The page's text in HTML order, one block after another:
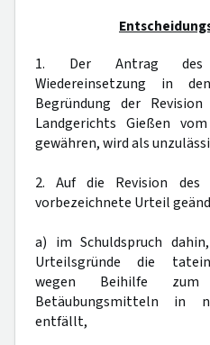
1. Der Antrag des
Wiedereinsetzung in
Begründung der
Landgerichts Gießen
gewähren, wird als
2. Auf die Revision des
vorbezeichnete Urteil
a) im Schuldspruch
Urteilsgründe die
wegen Beihilfe zum
Betäubungsmitteln in
entfällt,